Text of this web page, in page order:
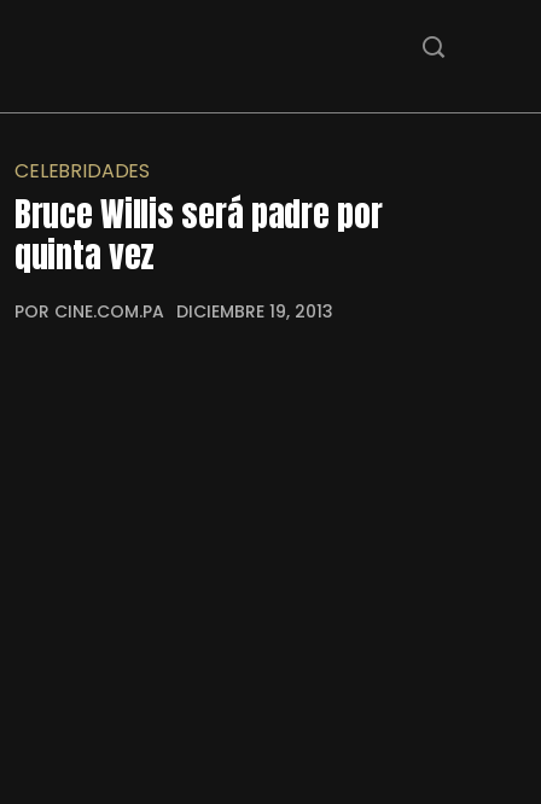
CELEBRIDADES
Bruce Willis será padre por
quinta vez
POR CINE.COM.PA DICIEMBRE 19, 2013